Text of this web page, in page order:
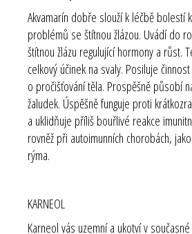
Akvamarín dobře slouží k léčbě bolestí
problémů se štítnou žlázou. Uvádí do
štítnou žlázu regulující hormony a růst.
celkový účinek na svaly. Posiluje
o pročišťování těla. Prospěšně působí
žaludek. Úspěšně funguje proti
a uklidňuje příliš bouřlivé reakce
rovněž při autoimunních chorobách,
rýma.
KARNEOL
Karneol vás uzemní a ukotví v